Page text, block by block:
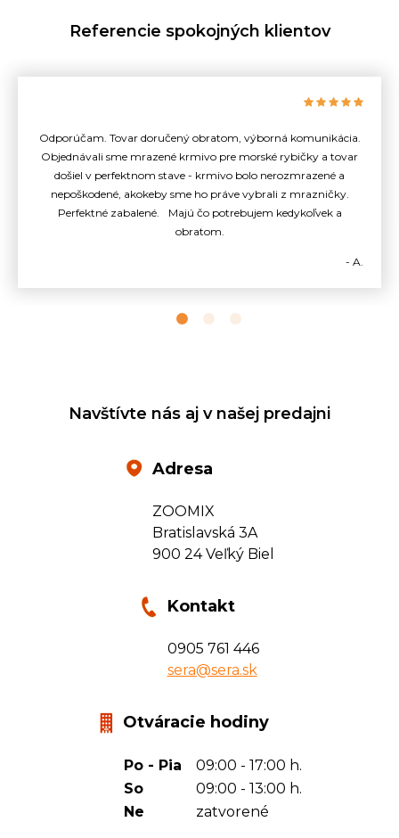
Referencie spokojných klientov
Odporúčam. Tovar doručený obratom, výborná komunikácia.
Objednávali sme mrazené krmivo pre morské rybičky a tovar
došiel v perfektnom stave - krmivo bolo nerozmrazené a
nepoškodené, akokeby sme ho práve vybrali z mrazničky.
Perfektné zabalené. Majú čo potrebujem kedykoľvek a
obratom.
- A.
Navštívte nás aj v našej predajni
Adresa
ZOOMIX
Bratislavská 3A
900 24 Veľký Biel
Kontakt
0905 761 446
sera@sera.sk
Otváracie hodiny
Po - Pia
09:00 - 17:00 h.
So
09:00 - 13:00 h.
Ne
zatvorené